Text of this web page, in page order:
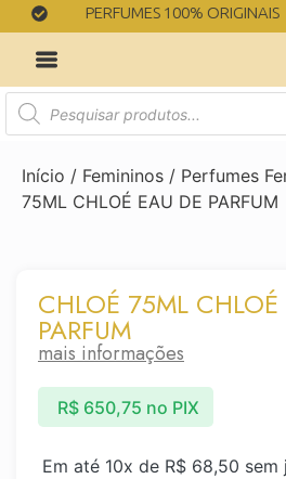
PERFUMES 100% ORIGINAIS
Início / Femininos / Perfumes
75ML CHLOÉ EAU DE PARFUM
CHLOÉ 75ML CHLOÉ
PARFUM
mais informações
Em até 10x de R$ 68,50 sem
R$650,75 no PIX